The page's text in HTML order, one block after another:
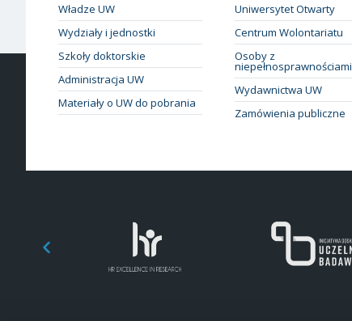
Władze UW
Wydziały i jednostki
Szkoły doktorskie
Administracja UW
Materiały o UW do pobrania
Uniwersytet Otwarty
Centrum Wolontariatu
Osoby z
niepełnosprawnościami
Wydawnictwa UW
Zamówienia publiczne